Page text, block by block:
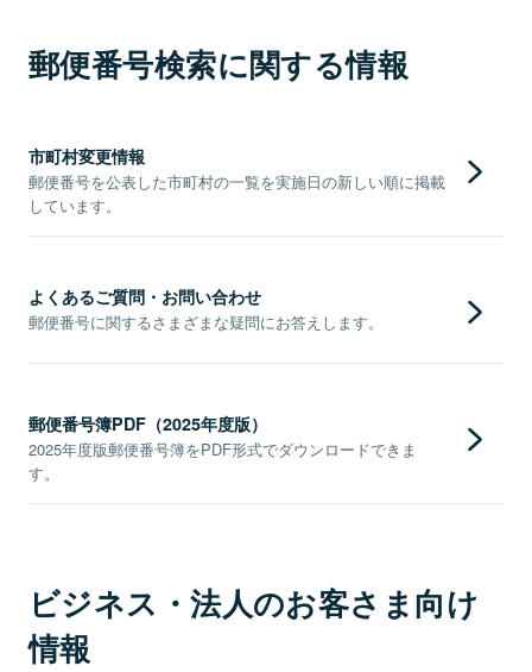
郵便番号検索に関する情報
市町村変更情報
郵便番号を公表した市町村の一覧を実施日の新しい順に掲載
しています。
よくあるご質問・お問い合わせ
郵便番号に関するさまざまな疑問にお答えします。
郵便番号簿PDF（2025年度版）
2025年度版郵便番号簿をPDF形式でダウンロードできま
す。
ビジネス・法人のお客さま向け
情報